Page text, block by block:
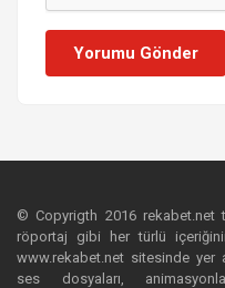
Yorumu Gönder
© Copyrigth 2016 rekabet.net
röportaj gibi her türlü
www.rekabet.net sitesinde yer
ses dosyaları,